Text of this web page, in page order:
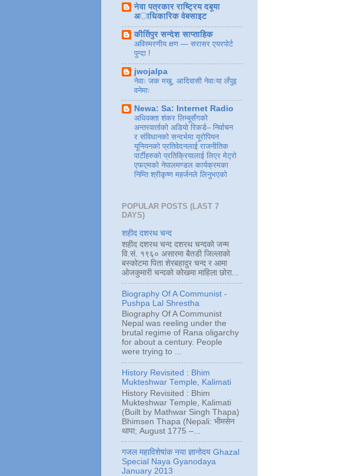
नेवा पत्रकार राष्ट्रिय दबूया
अाधिकारिक वेबसाइट
कीर्तिपुर सन्देश साप्ताहिक
अविस्मरणीय क्षण — सरासर एयरपोर्ट
पुग्दा !
jwojalpa
नेवाः जक मखु, आदिवासी नेवाःया लँपुइ
वनेमाः
Newa: Sa: Internet Radio
अधिवक्ता शंकर लिम्बूसँगको
अन्तरवार्ताको अडियो रिकर्ड– निर्वाचन
र संविधानको सन्दर्भमा यूरोपियन
यूनियनको प्रतिवेदनलाई राजनीतिक
पार्टीहरुको प्रतिक्रियालाई लिएर मेट्रो
एफएमको नेपालमण्डल कार्यक्रमका
निम्ति श्रीकृष्ण महर्जनले लिनुभएको
POPULAR POSTS (LAST 7
DAYS)
शहीद दशरथ चन्द
शहीद दशरथ चन्द दशरथ चन्दको जन्म
वि.सं. १९६० असारमा बैतडी जिल्लाको
बस्कोटमा पिता शेरबहादुर चन्द र आमा
ओजकुमारी चन्दको कोखमा माहिला छोरा...
Biography Of A Communist -
Pushpa Lal Shrestha
Biography Of A Communist
Nepal was reeling under the
brutal regime of Rana oligarchy
for about a century. People
were trying to ...
History Revisited : Bhim
Mukteshwar Temple, Kalimati
History Revisited : Bhim
Mukteshwar Temple, Kalimati
(Built by Mathwar Singh Thapa)
Bhimsen Thapa (Nepali: भीमसेन
थापा; August 1775 –...
गजल महाविशेषांक नया ज्ञानोदय Ghazal
Special Naya Gyanodaya
January 2013